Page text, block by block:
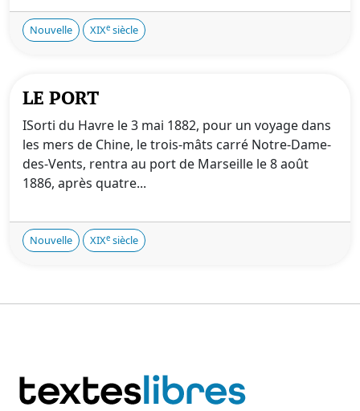
Nouvelle XIXe siècle
LE PORT
ISorti du Havre le 3 mai 1882, pour un voyage dans
les mers de Chine, le trois-mâts carré Notre-Dame-
des-Vents, rentra au port de Marseille le 8 août
1886, après quatre...
Nouvelle XIXe siècle